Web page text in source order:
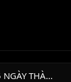
NGÀY THÀ…